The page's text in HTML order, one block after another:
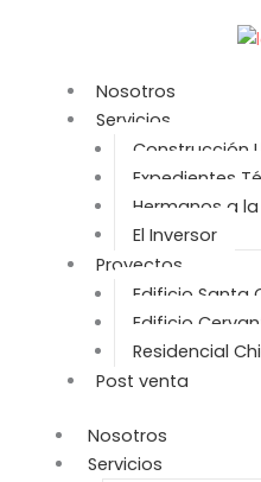
Nosotros
Servicios
Construcción
Expedientes
Hermanos a
El Inversor
Proyectos
Edificio Santa
Edificio
Residencial
Post venta
Nosotros
Servicios